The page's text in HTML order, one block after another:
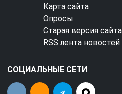
Карта сайта
Опросы
Старая версия сайта
RSS лента новостей
СОЦИАЛЬНЫЕ СЕТИ